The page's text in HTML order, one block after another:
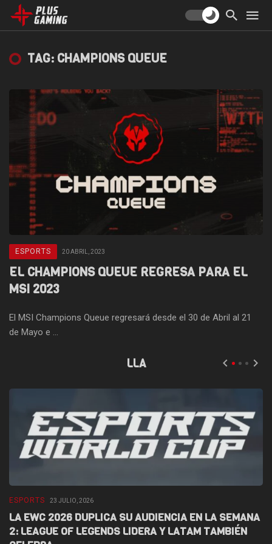
TAG: CHAMPIONS QUEUE
ESPORTS 20 ABRIL, 2023
EL CHAMPIONS QUEUE REGRESA PARA EL
MSI 2023
El MSI Champions Queue regresará desde el 30 de Abril al 21
de Mayo e ...
LLA
ESPORTS 23 JULIO, 2026
LA EWC 2026 DUPLICA SU AUDIENCIA EN LA SEMANA
2: LEAGUE OF LEGENDS LIDERA Y LATAM TAMBIÉN